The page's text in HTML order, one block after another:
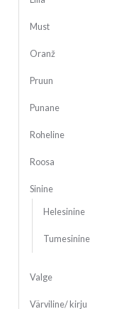
Must
Oranž
Pruun
Punane
Roheline
Roosa
Sinine
Helesinine
Tumesinine
Valge
Värviline/ kirju